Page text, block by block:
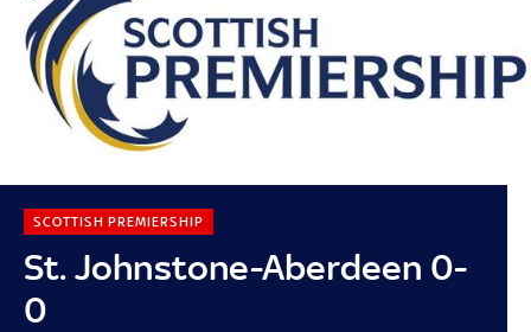
St. Johnstone-Aberdeen 0-
0
SCOTTISH PREMIERSHIP